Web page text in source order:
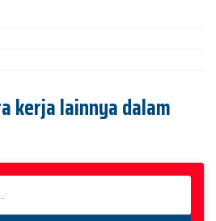
kerja lainnya dalam